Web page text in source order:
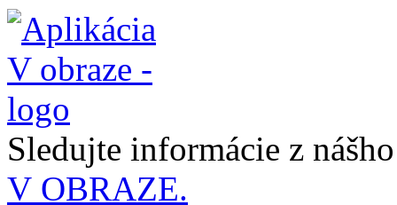
Sledujte informácie z
V OBRAZE.